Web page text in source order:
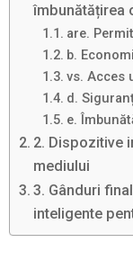
îmbunătățirea
are.
b.
vs. Acces
d.
e.
2. Dispozitive
mediului
3. Gânduri
inteligente